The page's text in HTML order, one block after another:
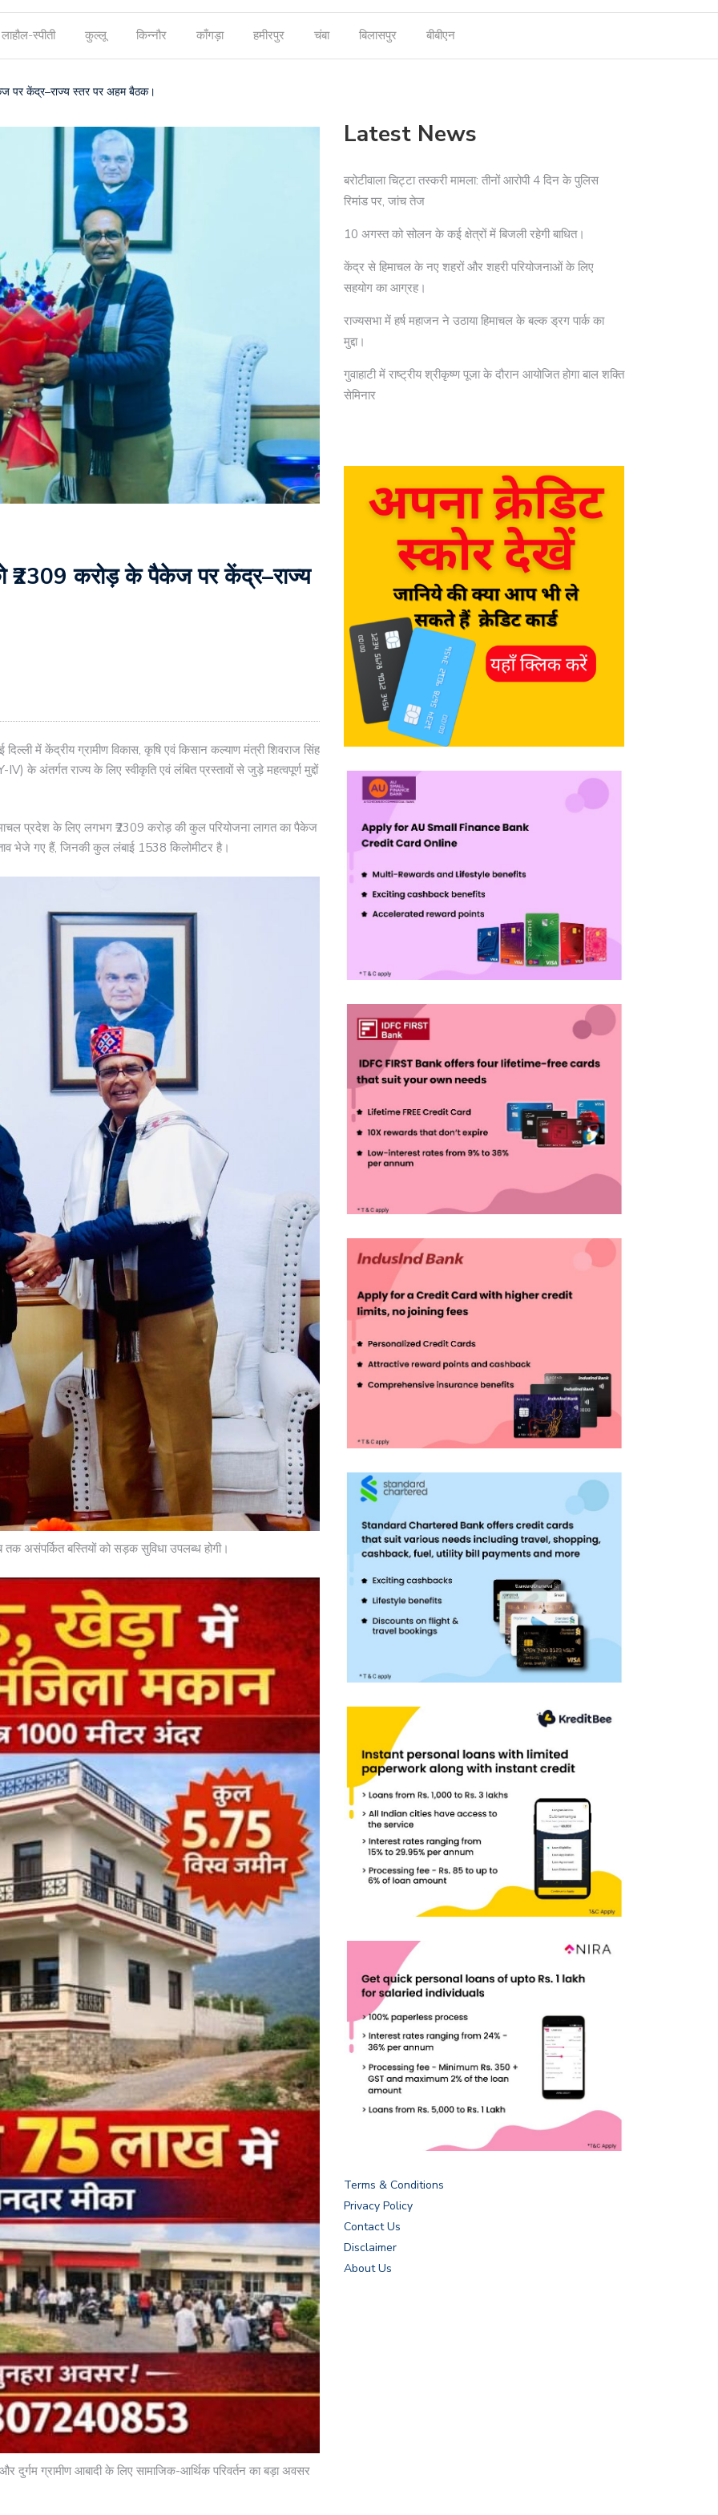
लाहौल-स्पीती कुल्लू किन्नौर काँगड़ा हमीरपुर चंबा बिलासपुर बीबीएन
पर केंद्र–राज्य स्तर पर अहम बैठक।
करोड़ के पैकेज पर केंद्र–राज्य
में केंद्रीय ग्रामीण विकास, कृषि एवं किसान कल्याण मंत्री शिवराज सिंह
के अंतर्गत राज्य के लिए स्वीकृति एवं लंबित प्रस्तावों से जुड़े महत्वपूर्ण मुद्दों
प्रदेश के लिए लगभग ₹2309 करोड़ की कुल परियोजना लागत का पैकेज
भेजे गए हैं, जिनकी कुल लंबाई 1538 किलोमीटर है।
असंपर्कित बस्तियों को सड़क सुविधा उपलब्ध होगी।
दुर्गम ग्रामीण आबादी के लिए सामाजिक-आर्थिक परिवर्तन का बड़ा अवसर
Latest News
बरोटीवाला चिट्टा तस्करी मामला: तीनों आरोपी 4 दिन के पुलिस
रिमांड पर, जांच तेज
10 अगस्त को सोलन के कई क्षेत्रों में बिजली रहेगी बाधित।
केंद्र से हिमाचल के नए शहरों और शहरी परियोजनाओं के लिए
सहयोग का आग्रह।
राज्यसभा में हर्ष महाजन ने उठाया हिमाचल के बल्क ड्रग पार्क का
मुद्दा।
गुवाहाटी में राष्ट्रीय श्रीकृष्ण पूजा के दौरान आयोजित होगा बाल शक्ति
सेमिनार
Terms & Conditions
Privacy Policy
Contact Us
Disclaimer
About Us